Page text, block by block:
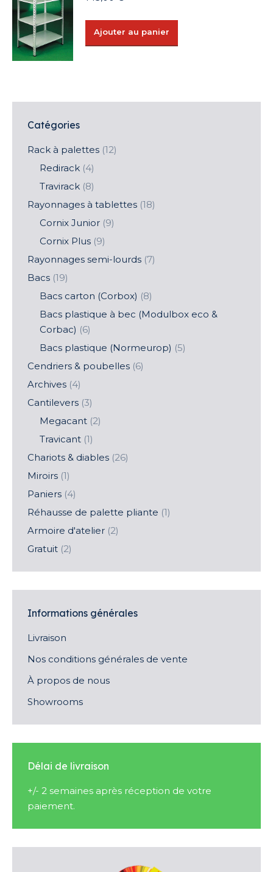
Ajouter au panier
Catégories
Rack à palettes (12)
Redirack (4)
Travirack (8)
Rayonnages à tablettes (18)
Cornix Junior (9)
Cornix Plus (9)
Rayonnages semi-lourds (7)
Bacs (19)
Bacs carton (Corbox) (8)
Bacs plastique à bec (Modulbox eco &
Corbac) (6)
Bacs plastique (Normeurop) (5)
Cendriers & poubelles (6)
Archives (4)
Cantilevers (3)
Megacant (2)
Travicant (1)
Chariots & diables (26)
Miroirs (1)
Paniers (4)
Réhausse de palette pliante (1)
Armoire d'atelier (2)
Gratuit (2)
Informations générales
Livraison
Nos conditions générales de vente
À propos de nous
Showrooms
Délai de livraison
+/- 2 semaines après réception de votre
paiement.